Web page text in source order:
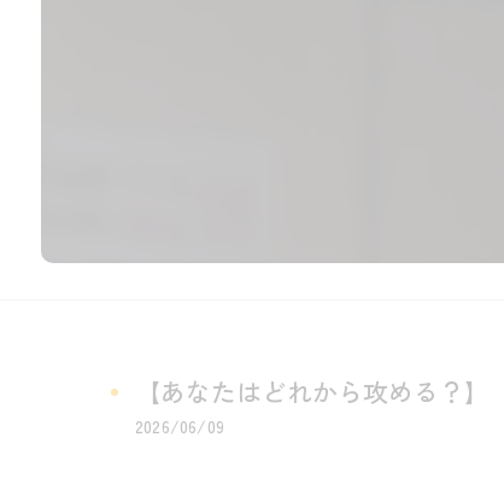
【あなたはどれから攻める？】
2026/06/09